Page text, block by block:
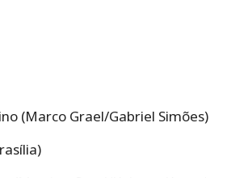
(Marco Grael/Gabriel Simões)